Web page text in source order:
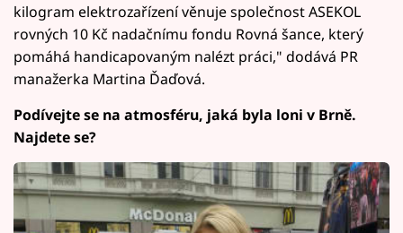
kilogram elektrozařízení věnuje společnost ASEKOL
rovných 10 Kč nadačnímu fondu Rovná šance, který
pomáhá handicapovaným nalézt práci," dodává PR
manažerka Martina Ďaďová.
Podívejte se na atmosféru, jaká byla loni v Brně.
Najdete se?